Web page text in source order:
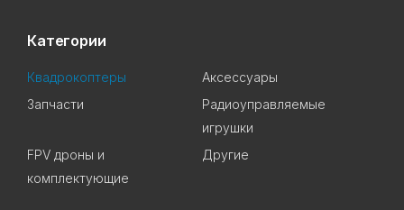
Категории
Квадрокоптеры
Аксессуары
Запчасти
Радиоуправляемые
игрушки
FPV дроны и
комплектующие
Другие